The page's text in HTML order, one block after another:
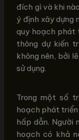
đích gì và khi
ý định xây dựng
quy hoạch phát
thông dự kiến
không nên, bởi
sử dụng.
Trong một số
hoạch phát
hấp dẫn. Người
hoạch có khả